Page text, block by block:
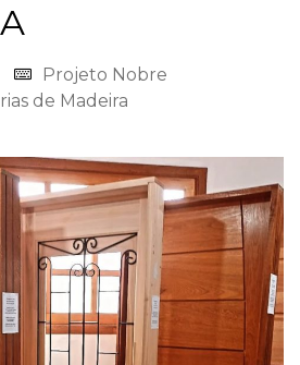
Projeto Nobre
de Madeira